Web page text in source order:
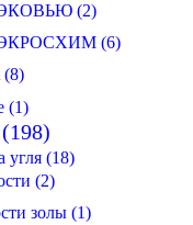
ЭКОВЬЮ (2)
ЭКРОСХИМ (6)
(1)
угля (18)
(2)
золы (1)